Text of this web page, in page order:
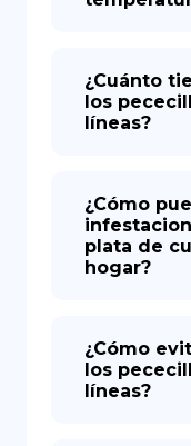
¿Cuánto
los
líneas?
¿Cómo
plata de
hogar?
¿Cómo
los
líneas?